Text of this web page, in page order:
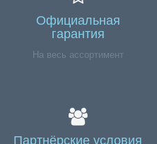
Официальная
гарантия
На весь ассортимент
Партнёрские условия